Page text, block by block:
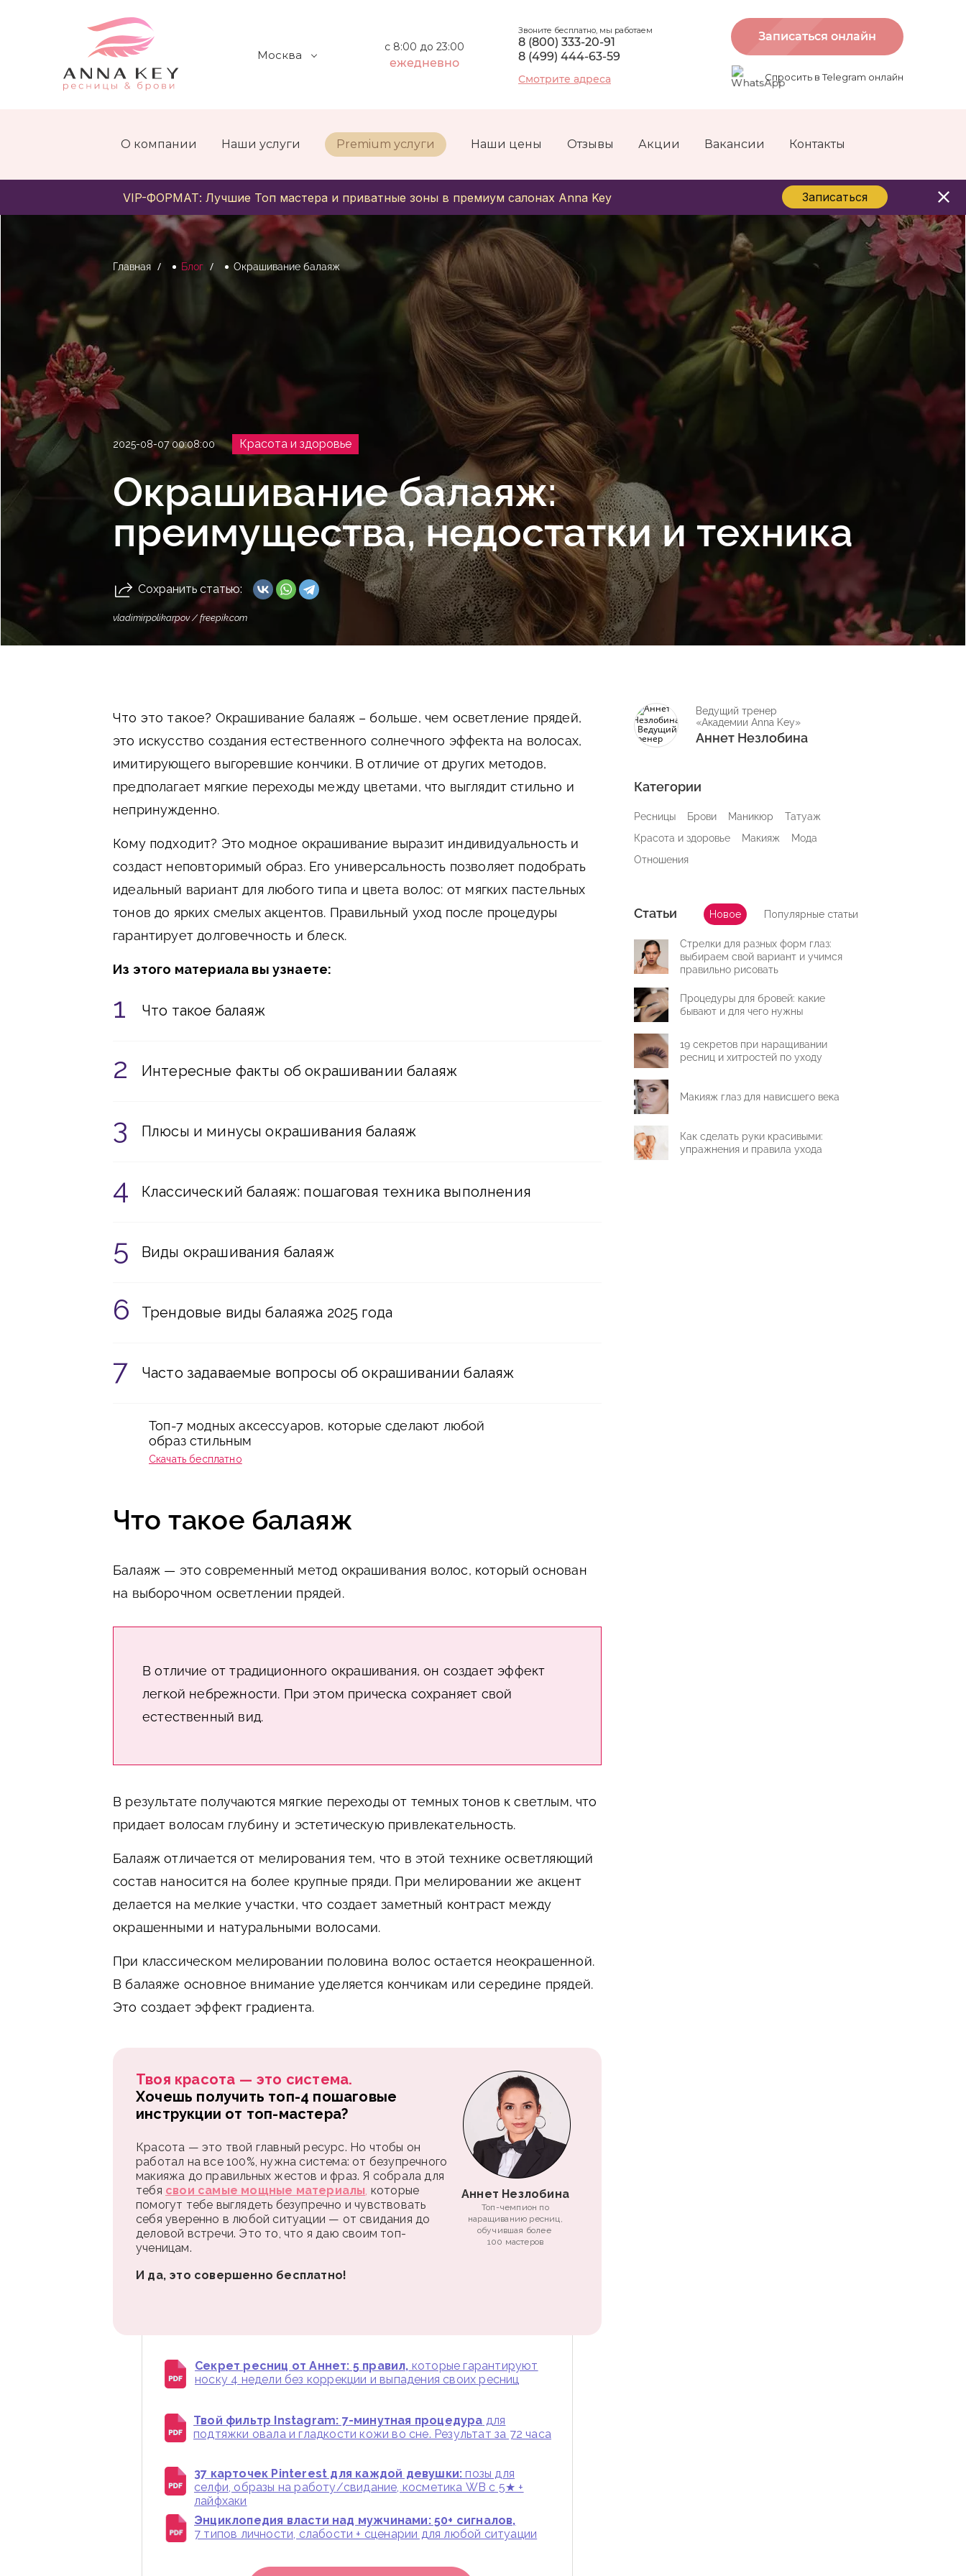
Москва
с 8:00 до 23:00
ежедневно
Звоните бесплатно, мы работаем
8 (800) 333-20-91
8 (499) 444-63-59
Смотрите адреса
Записаться онлайн
Спросить в Telegram онлайн
О компании Наши услуги Premium услуги Наши цены Отзывы Акции Вакансии Контакты
Главная Блог Окрашивание балаяж
2025-08-07 00:08:00 Красота и здоровье
Окрашивание балаяж:
преимущества, недостатки и техника
Сохранить статью:
vladimirpolikarpov / freepik.com
Что это такое? Окрашивание балаяж – больше, чем осветление прядей,
это искусство создания естественного солнечного эффекта на волосах,
имитирующего выгоревшие кончики. В отличие от других методов,
предполагает мягкие переходы между цветами, что выглядит стильно и
непринужденно.
Кому подходит? Это модное окрашивание выразит индивидуальность и
создаст неповторимый образ. Его универсальность позволяет подобрать
идеальный вариант для любого типа и цвета волос: от мягких пастельных
тонов до ярких смелых акцентов. Правильный уход после процедуры
гарантирует долговечность и блеск.
Из этого материала вы узнаете:
Что такое балаяж
Интересные факты об окрашивании балаяж
Плюсы и минусы окрашивания балаяж
Классический балаяж: пошаговая техника выполнения
Виды окрашивания балаяж
Трендовые виды балаяжа 2025 года
Часто задаваемые вопросы об окрашивании балаяж
Топ-7 модных аксессуаров, которые сделают любой
образ стильным
Скачать бесплатно
Что такое балаяж
Балаяж — это современный метод окрашивания волос, который основан
на выборочном осветлении прядей.
В отличие от традиционного окрашивания, он создает эффект
легкой небрежности. При этом прическа сохраняет свой
естественный вид.
В результате получаются мягкие переходы от темных тонов к светлым, что
придает волосам глубину и эстетическую привлекательность.
Балаяж отличается от мелирования тем, что в этой технике осветляющий
состав наносится на более крупные пряди. При мелировании же акцент
делается на мелкие участки, что создает заметный контраст между
окрашенными и натуральными волосами.
При классическом мелировании половина волос остается неокрашенной.
В балаяже основное внимание уделяется кончикам или середине прядей.
Это создает эффект градиента.
Твоя красота — это система.
Хочешь получить топ-4 пошаговые
инструкции от топ-мастера?
Красота — это твой главный ресурс. Но чтобы он
работал на все 100%, нужна система: от безупречного
макияжа до правильных жестов и фраз. Я собрала для
тебя свои самые мощные материалы, которые
помогут тебе выглядеть безупречно и чувствовать
себя уверенно в любой ситуации — от свидания до
деловой встречи. Это то, что я даю своим топ-
ученицам.
И да, это совершенно бесплатно!
Аннет Незлобина
Топ-чемпион по
наращиванию ресниц,
обучившая более
100 мастеров
Секрет ресниц от Аннет: 5 правил, которые гарантируют
носку 4 недели без коррекции и выпадения своих ресниц
Твой фильтр Instagram: 7-минутная процедура для
подтяжки овала и гладкости кожи во сне. Результат за 72 часа
37 карточек Pinterest для каждой девушки: позы для
селфи, образы на работу/свидание, косметика WB с 5★ +
лайфхаки
Энциклопедия власти над мужчинами: 50+ сигналов,
7 типов личности, слабости + сценарии для любой ситуации
Ведущий тренер
«Академии Anna Key»
Аннет Незлобина
Категории
Ресницы Брови Маникюр
Татуаж
Красота и здоровье
Макияж
Мода
Отношения
Статьи Новое Популярные статьи
Стрелки для разных форм глаз:
выбираем свой вариант и учимся
правильно рисовать
Процедуры для бровей: какие
бывают и для чего нужны
19 секретов при наращивании
ресниц и хитростей по уходу
Макияж глаз для нависшего века
Как сделать руки красивыми:
упражнения и правила ухода
VIP-ФОРМАТ: Лучшие Топ мастера и приватные зоны в премиум салонах Anna Key Записаться